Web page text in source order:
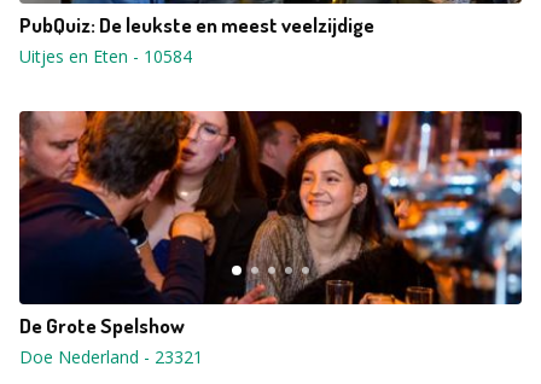
PubQuiz: De leukste en meest veelzijdige
Uitjes en Eten - 10584
De Grote Spelshow
Doe Nederland - 23321